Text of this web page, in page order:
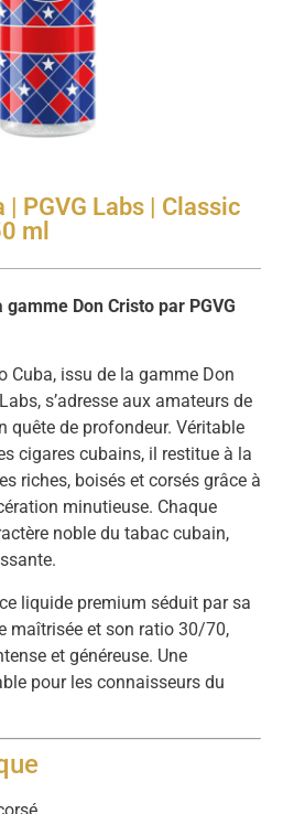
| PGVG Labs | Classic
ml
gamme Don Cristo par PGVG
Cuba, issu de la gamme Don
s’adresse aux amateurs de
quête de profondeur. Véritable
cigares cubains, il restitue à la
riches, boisés et corsés grâce à
minutieuse. Chaque
noble du tabac cubain,
liquide premium séduit par sa
maîtrisée et son ratio 30/70,
et généreuse. Une
pour les connaisseurs du